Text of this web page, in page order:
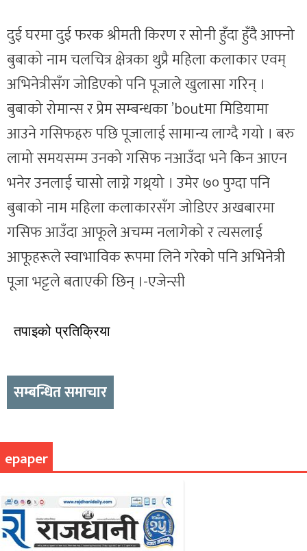
दुई घरमा दुई फरक श्रीमती किरण र सोनी हुँदा हुँदै आफ्नो
बुबाको नाम चलचित्र क्षेत्रका थुप्रै महिला कलाकार एवम्
अभिनेत्रीसँग जोडिएको पनि पूजाले खुलासा गरिन् ।
बुबाको रोमान्स र प्रेम सम्बन्धका ’boutमा मिडियामा
आउने गसिफहरु पछि पूजालाई सामान्य लाग्दै गयो । बरु
लामो समयसम्म उनको गसिफ नआउँदा भने किन आएन
भनेर उनलाई चासो लाग्ने गथ्र्यो । उमेर ७० पुग्दा पनि
बुबाको नाम महिला कलाकारसँग जोडिएर अखबारमा
गसिफ आउँदा आफूले अचम्म नलागेको र त्यसलाई
आफूहरूले स्वाभाविक रूपमा लिने गरेको पनि अभिनेत्री
पूजा भट्टले बताएकी छिन् ।-एजेन्सी
तपाइको प्रतिक्रिया
सम्बन्धित समाचार
epaper